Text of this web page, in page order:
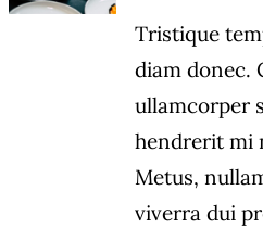
Tristique
diam donec.
ullamcorper
hendrerit mi
Metus,
viverra dui